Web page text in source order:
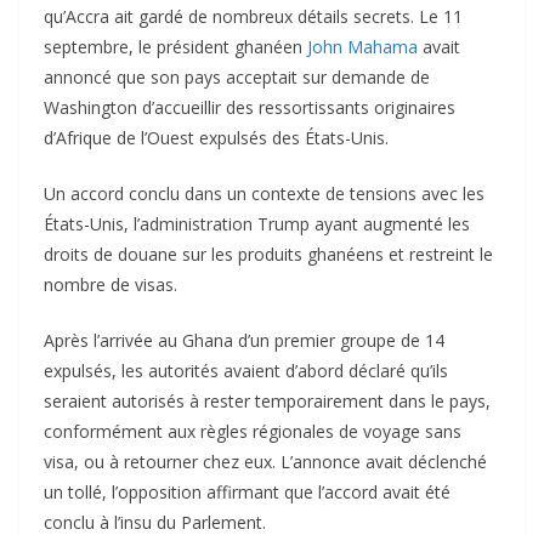
qu’Accra ait gardé de nombreux détails secrets. Le 11
septembre, le président ghanéen John Mahama avait
annoncé que son pays acceptait sur demande de
Washington d’accueillir des ressortissants originaires
d’Afrique de l’Ouest expulsés des États-Unis.
Un accord conclu dans un contexte de tensions avec les
États-Unis, l’administration Trump ayant augmenté les
droits de douane sur les produits ghanéens et restreint le
nombre de visas.
Après l’arrivée au Ghana d’un premier groupe de 14
expulsés, les autorités avaient d’abord déclaré qu’ils
seraient autorisés à rester temporairement dans le pays,
conformément aux règles régionales de voyage sans
visa, ou à retourner chez eux. L’annonce avait déclenché
un tollé, l’opposition affirmant que l’accord avait été
conclu à l’insu du Parlement.